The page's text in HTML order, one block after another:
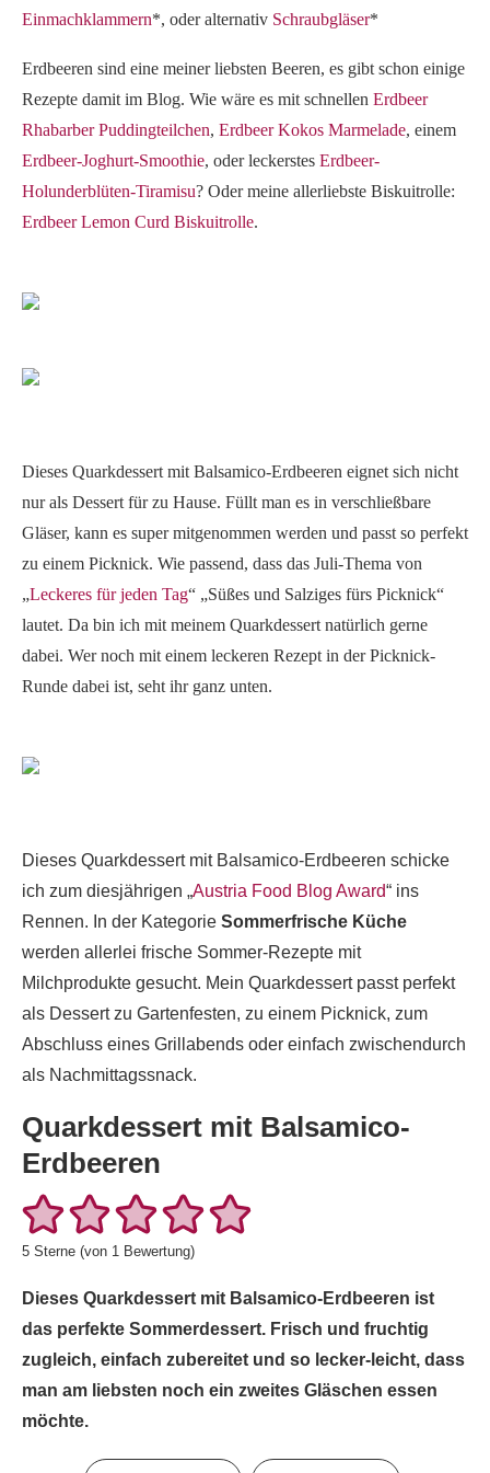
Einmachklammern*, oder alternativ Schraubgläser*
Erdbeeren sind eine meiner liebsten Beeren, es gibt schon einige
Rezepte damit im Blog. Wie wäre es mit schnellen Erdbeer
Rhabarber Puddingteilchen, Erdbeer Kokos Marmelade, einem
Erdbeer-Joghurt-Smoothie, oder leckerstes Erdbeer-
Holunderblüten-Tiramisu? Oder meine allerliebste Biskuitrolle:
Erdbeer Lemon Curd Biskuitrolle.
Dieses Quarkdessert mit Balsamico-Erdbeeren eignet sich nicht
nur als Dessert für zu Hause. Füllt man es in verschließbare
Gläser, kann es super mitgenommen werden und passt so perfekt
zu einem Picknick. Wie passend, dass das Juli-Thema von
„Leckeres für jeden Tag“ „Süßes und Salziges fürs Picknick“
lautet. Da bin ich mit meinem Quarkdessert natürlich gerne
dabei. Wer noch mit einem leckeren Rezept in der Picknick-
Runde dabei ist, seht ihr ganz unten.
Dieses Quarkdessert mit Balsamico-Erdbeeren schicke
ich zum diesjährigen „Austria Food Blog Award“ ins
Rennen. In der Kategorie Sommerfrische Küche
werden allerlei frische Sommer-Rezepte mit
Milchprodukte gesucht. Mein Quarkdessert passt perfekt
als Dessert zu Gartenfesten, zu einem Picknick, zum
Abschluss eines Grillabends oder einfach zwischendurch
als Nachmittagssnack.
Quarkdessert mit Balsamico-
Erdbeeren
5 Sterne (von 1 Bewertung)
Dieses Quarkdessert mit Balsamico-Erdbeeren ist
das perfekte Sommerdessert. Frisch und fruchtig
zugleich, einfach zubereitet und so lecker-leicht, dass
man am liebsten noch ein zweites Gläschen essen
möchte.